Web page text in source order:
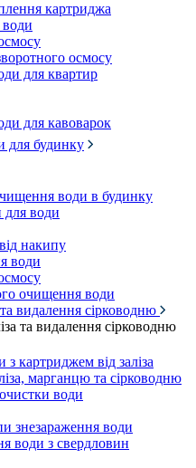
картриджа
води
осмосу
для квартир
для кавоварок
для будинку
води в будинку
для води
накипу
води
очищення води
та видалення сірководню
та видалення сірководню
з картриджем від заліза
марганцю та сірководню
води
знезараження води
води з свердловин